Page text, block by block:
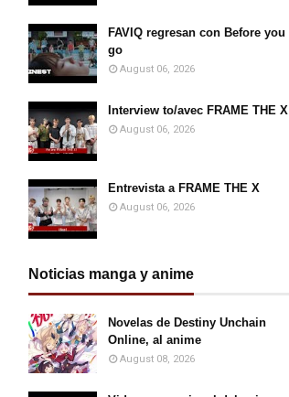
FAVIQ regresan con Before you
go
August 06, 2026
Interview to/avec FRAME THE X
August 06, 2026
Entrevista a FRAME THE X
August 06, 2026
Noticias manga y anime
Novelas de Destiny Unchain
Online, al anime
August 08, 2026